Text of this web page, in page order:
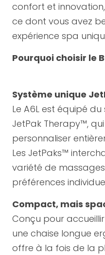
confort et
ce dont vous avez
expérience spa
Pourquoi choisir le
Système unique
Le A6L est équipé
JetPak Therapy™,
personnaliser
Les JetPaks™
variété de
préférences
Compact, mais
Conçu pour
une chaise longue
offre à la fois de la